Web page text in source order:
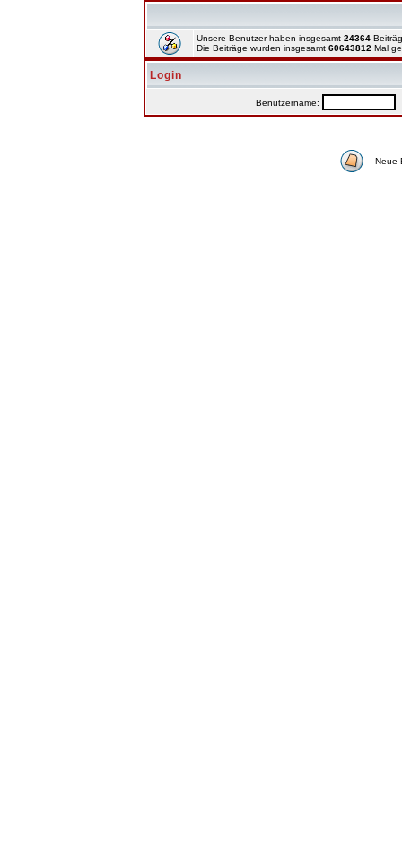
Unsere Benutzer haben insgesamt 24364
Die Beiträge wurden insgesamt 60643812 Mal
Login
Benutzername:
Neue